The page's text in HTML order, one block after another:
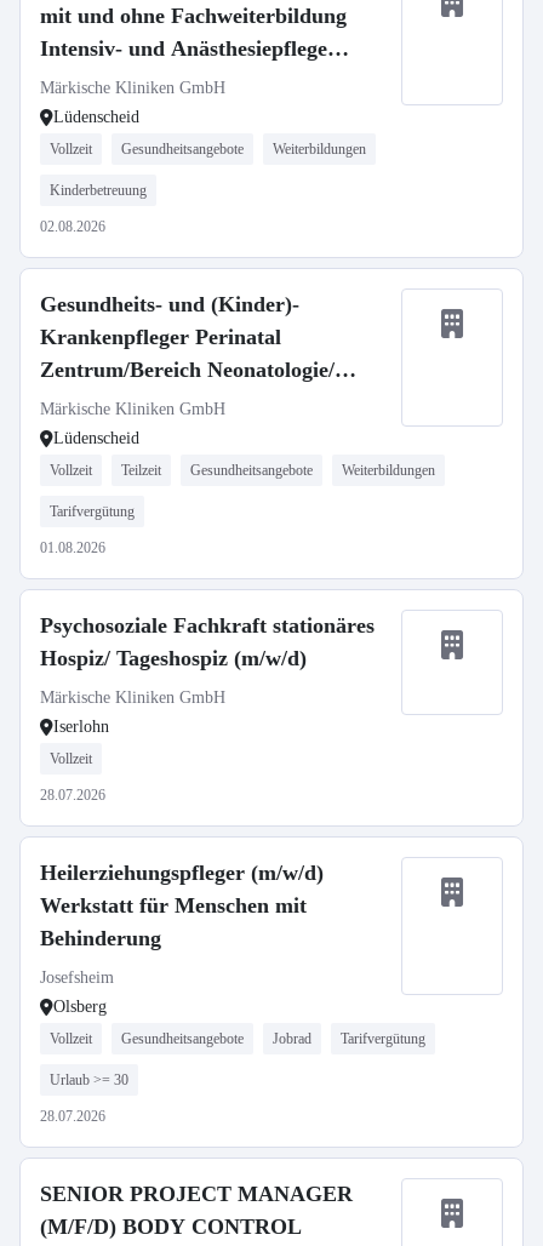
mit und ohne Fachweiterbildung
Intensiv- und Anästhesiepflege
(m/w/d)
Märkische Kliniken GmbH
Lüdenscheid
Vollzeit Gesundheitsangebote Weiterbildungen
Kinderbetreuung
02.08.2026
Gesundheits- und (Kinder)-
Krankenpfleger Perinatal
Zentrum/Bereich Neonatologie/
Kinderintensivstation (m/w/d)
Märkische Kliniken GmbH
Lüdenscheid
Vollzeit Teilzeit Gesundheitsangebote Weiterbildungen
Tarifvergütung
01.08.2026
Psychosoziale Fachkraft stationäres
Hospiz/ Tageshospiz (m/w/d)
Märkische Kliniken GmbH
Iserlohn
Vollzeit
28.07.2026
Heilerziehungspfleger (m/w/d)
Werkstatt für Menschen mit
Behinderung
Josefsheim
Olsberg
Vollzeit Gesundheitsangebote Jobrad Tarifvergütung
Urlaub >= 30
28.07.2026
SENIOR PROJECT MANAGER
(M/F/D) BODY CONTROL